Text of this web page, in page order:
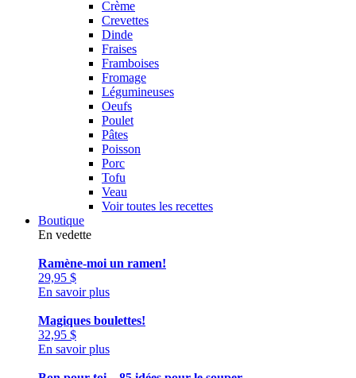
Crème
Crevettes
Dinde
Fraises
Framboises
Fromage
Légumineuses
Oeufs
Poulet
Pâtes
Poisson
Porc
Tofu
Veau
Voir toutes les recettes
Boutique
En vedette
Ramène-moi un ramen!
29,95 $
En savoir plus
Magiques boulettes!
32,95 $
En savoir plus